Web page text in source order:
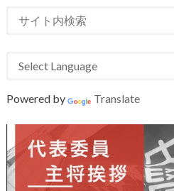
Powered by Translate